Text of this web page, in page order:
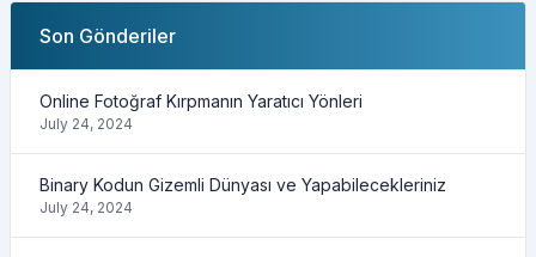
Son Gönderiler
Online Fotoğraf Kırpmanın Yaratıcı Yönleri
July 24, 2024
Binary Kodun Gizemli Dünyası ve Yapabilecekleriniz
July 24, 2024